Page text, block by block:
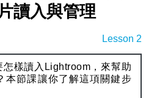
讀入與管理
Lesson 2
怎樣讀入Lightroom，來幫助
本節課讓你了解這項關鍵步